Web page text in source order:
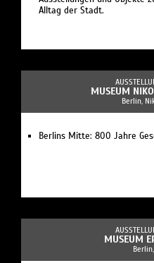
Alltag der Stadt.
MUSEUM
Berlin,
Berlins Mitte: 800 Jahre
MUSEUM